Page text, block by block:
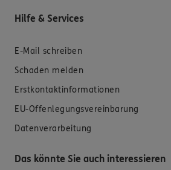
Hilfe & Services
E-Mail schreiben
Schaden melden
Erstkontaktinformationen
EU-Offenlegungsvereinbarung
Datenverarbeitung
Das könnte Sie auch interessieren